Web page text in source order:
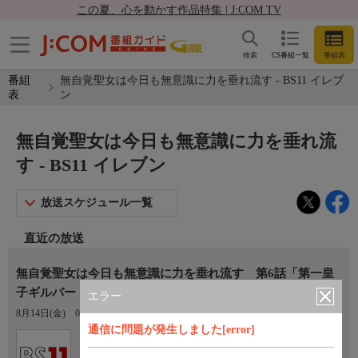
この夏、心を動かす作品特集 | J:COM TV
CS番組一覧 番組表
検索
番組
表
無自覚聖女は今日も無意識に力を垂れ流す - BS11 イレブ
ン
エラー
通信に問題が発生しました[error]
無自覚聖女は今日も無意識に力を垂れ流
す - BS11 イレブン
放送スケジュール一覧
直近の放送
無自覚聖女は今日も無意識に力を垂れ流す 第6話「第一皇
子ギルバート」
8月14日(金) 01:00〜01:30
Ch.211
BS11 イレブン